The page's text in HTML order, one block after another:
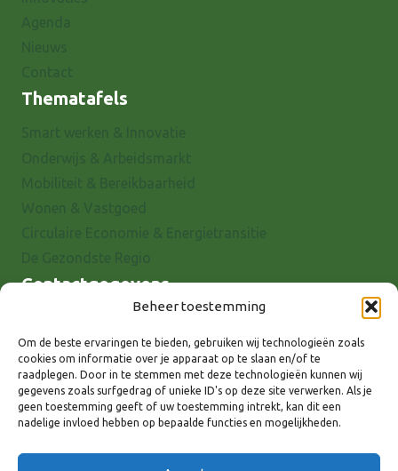
Beheer toestemming
Om de beste ervaringen te bieden, gebruiken wij technologieën zoals
cookies om informatie over je apparaat op te slaan en/of te
raadplegen. Door in te stemmen met deze technologieën kunnen wij
gegevens zoals surfgedrag of unieke ID's op deze site verwerken. Als je
geen toestemming geeft of uw toestemming intrekt, kan dit een
nadelige invloed hebben op bepaalde functies en mogelijkheden.
Thematafels
Contactgegevens
7001 EX Doetinchem
E-mail: info@8rhk.nl
Telefoonnummers
Privacyverklaring